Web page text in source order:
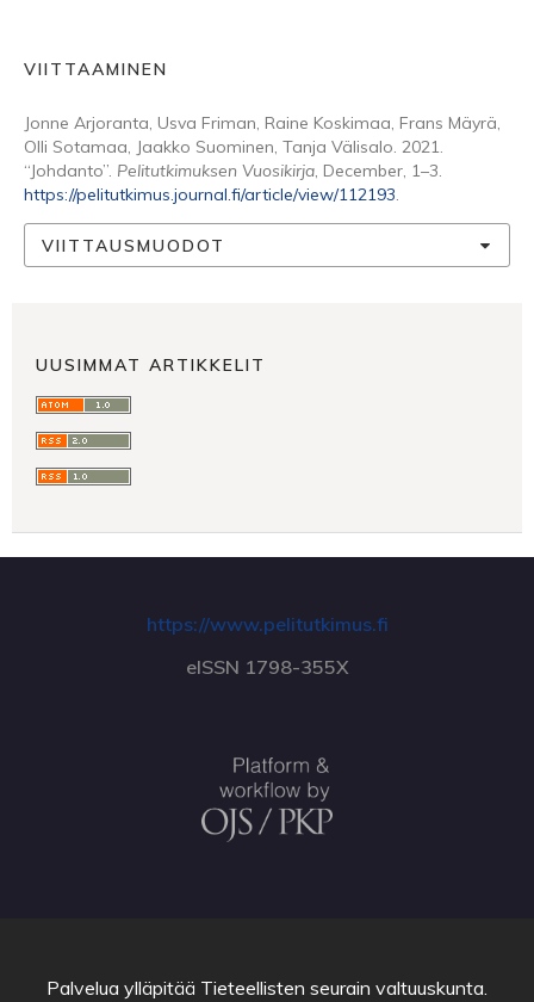
VIITTAAMINEN
Jonne Arjoranta, Usva Friman, Raine Koskimaa, Frans Mäyrä,
Olli Sotamaa, Jaakko Suominen, Tanja Välisalo. 2021.
“Johdanto”. Pelitutkimuksen Vuosikirja, December, 1–3.
https://pelitutkimus.journal.fi/article/view/112193.
VIITTAUSMUODOT
UUSIMMAT ARTIKKELIT
https://www.pelitutkimus.fi
eISSN 1798-355X
Palvelua ylläpitää Tieteellisten seurain valtuuskunta.